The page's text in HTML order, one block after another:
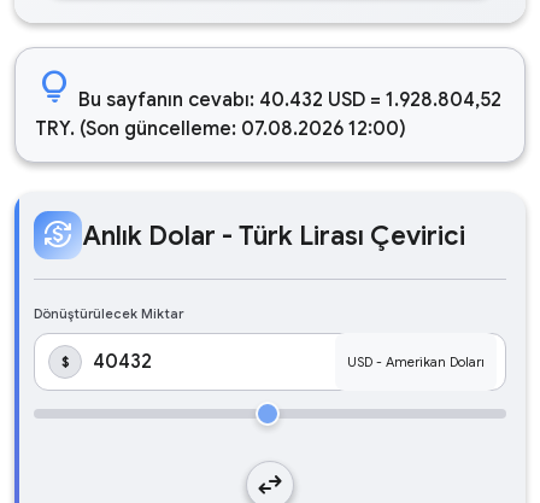
lightbulb Bu sayfanın cevabı: 40.432 USD = 1.928.804,52
TRY. (Son güncelleme: 07.08.2026 12:00)
currency_exchange Anlık Dolar - Türk Lirası Çevirici
Dönüştürülecek Miktar
$
swap_horiz